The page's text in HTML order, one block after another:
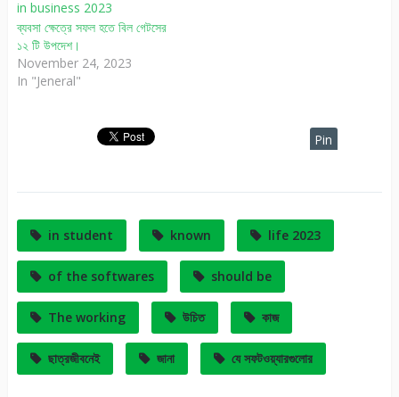
ব্যবসা ক্ষেত্রে সফল হতে বিল গেটসের
১২ টি উপদেশ।
November 24, 2023
In "Jeneral"
Pin
in student known life 2023
of the softwares should be
The working উচিত কাজ
ছাত্রজীবনেই জানা যে সফটওয়্যারগুলোর